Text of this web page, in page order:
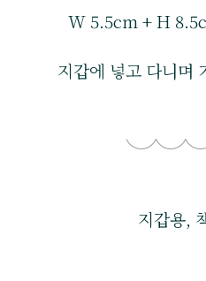
W 5.5cm + H
지갑에 넣고 다니며
지갑용,